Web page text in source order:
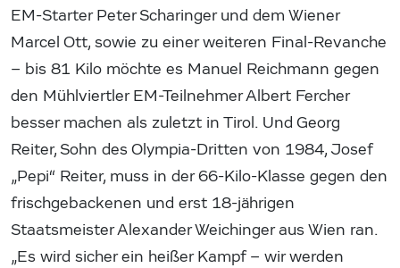
EM-Starter Peter Scharinger und dem Wiener
Marcel Ott, sowie zu einer weiteren Final-Revanche
– bis 81 Kilo möchte es Manuel Reichmann gegen
den Mühlviertler EM-Teilnehmer Albert Fercher
besser machen als zuletzt in Tirol. Und Georg
Reiter, Sohn des Olympia-Dritten von 1984, Josef
„Pepi“ Reiter, muss in der 66-Kilo-Klasse gegen den
frischgebackenen und erst 18-jährigen
Staatsmeister Alexander Weichinger aus Wien ran.
„Es wird sicher ein heißer Kampf – wir werden